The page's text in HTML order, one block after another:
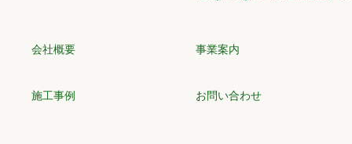
会社概要 事業案内
施工事例 お問い合わせ